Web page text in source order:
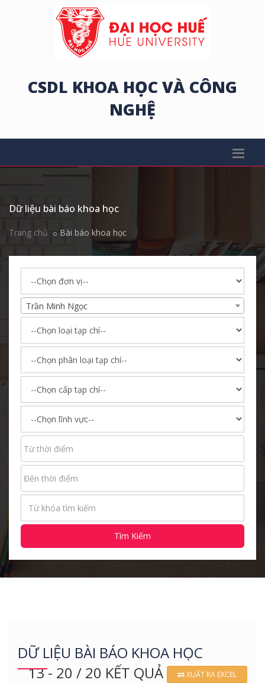
CSDL KHOA HỌC VÀ CÔNG
NGHỆ
Dữ liệu bài báo khoa học
Trang chủ Bài báo khoa học
Trần Minh Ngọc
Tìm Kiếm
DỮ LIỆU BÀI BÁO KHOA HỌC
13 - 20 / 20 KẾT QUẢ
XUẤT RA EXCEL